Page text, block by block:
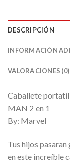
DESCRIPCIÓN
INFORMACIÓN
VALORACIONES (0)
Caballete portatil
MAN 2 en 1
By: Marvel
Tus hijos
en este increíble